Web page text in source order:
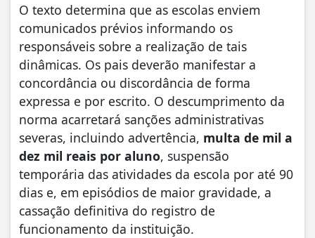
O texto determina que as escolas enviem
comunicados prévios informando os
responsáveis sobre a realização de tais
dinâmicas. Os pais deverão manifestar a
concordância ou discordância de forma
expressa e por escrito. O descumprimento da
norma acarretará sanções administrativas
severas, incluindo advertência, multa de mil a
dez mil reais por aluno, suspensão
temporária das atividades da escola por até 90
dias e, em episódios de maior gravidade, a
cassação definitiva do registro de
funcionamento da instituição.